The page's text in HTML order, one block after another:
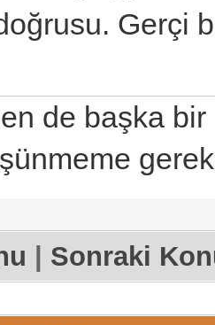
Gerçi
de başka bir
Sonraki